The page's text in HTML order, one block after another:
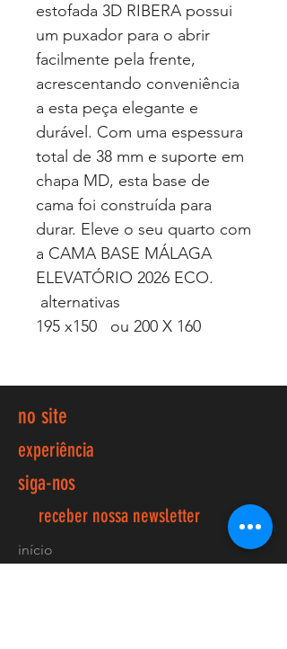
estofada 3D RIBERA possui
um puxador para o abrir
facilmente pela frente,
acrescentando conveniência
a esta peça elegante e
durável. Com uma espessura
total de 38 mm e suporte em
chapa MD, esta base de
cama foi construída para
durar. Eleve o seu quarto com
a CAMA BASE MÁLAGA
ELEVATÓRIO 2026 ECO.
alternativas
195 x150 ou 200 X 160
no site
experiência
siga-nos
receber nossa newsletter
início